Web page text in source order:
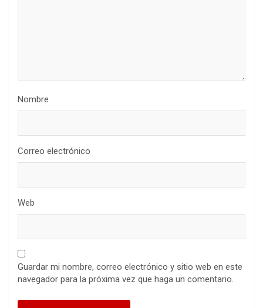
Nombre
Correo electrónico
Web
Guardar mi nombre, correo electrónico y sitio web en este
navegador para la próxima vez que haga un comentario.